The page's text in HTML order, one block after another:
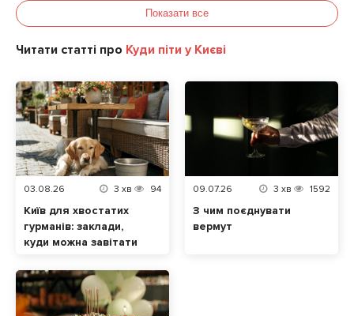
Показати все
Читати статті про Куди піти у Києві
03.08.26 3 хв 94
Київ для хвостатих
гурманів: заклади,
куди можна завітати
улюбленцем
09.07.26 3 хв 1592
З чим поєднувати
вермут